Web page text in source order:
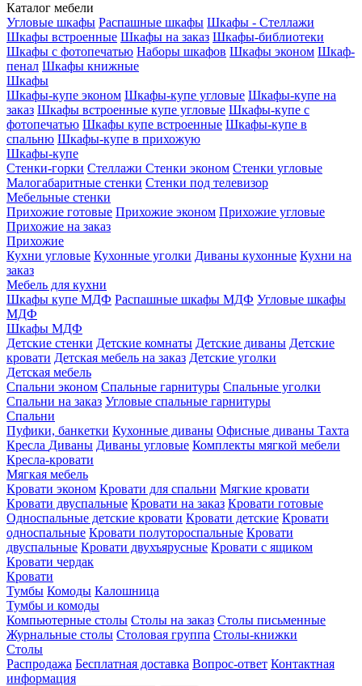
Каталог мебели
Угловые шкафы Распашные шкафы Шкафы - Стеллажи
Шкафы встроенные Шкафы на заказ Шкафы-библиотеки
Шкафы с фотопечатью Наборы шкафов Шкафы эконом Шкаф-
пенал Шкафы книжные
Шкафы
Шкафы-купе эконом Шкафы-купе угловые Шкафы-купе на
заказ Шкафы встроенные купе угловые Шкафы-купе с
фотопечатью Шкафы купе встроенные Шкафы-купе в
спальню Шкафы-купе в прихожую
Шкафы-купе
Стенки-горки Стеллажи Стенки эконом Стенки угловые
Малогабаритные стенки Стенки под телевизор
Мебельные стенки
Прихожие готовые Прихожие эконом Прихожие угловые
Прихожие на заказ
Прихожие
Кухни угловые Кухонные уголки Диваны кухонные Кухни на
заказ
Мебель для кухни
Шкафы купе МДФ Распашные шкафы МДФ Угловые шкафы
МДФ
Шкафы МДФ
Детские стенки Детские комнаты Детские диваны Детские
кровати Детская мебель на заказ Детские уголки
Детская мебель
Спальни эконом Спальные гарнитуры Спальные уголки
Спальни на заказ Угловые спальные гарнитуры
Спальни
Пуфики, банкетки Кухонные диваны Офисные диваны Тахта
Кресла Диваны Диваны угловые Комплекты мягкой мебели
Кресла-кровати
Мягкая мебель
Кровати эконом Кровати для спальни Мягкие кровати
Кровати двуспальные Кровати на заказ Кровати готовые
Односпальные детские кровати Кровати детские Кровати
односпальные Кровати полутороспальные Кровати
двуспальные Кровати двухъярусные Кровати с ящиком
Кровати чердак
Кровати
Тумбы Комоды Калошница
Тумбы и комоды
Компьютерные столы Столы на заказ Столы письменные
Журнальные столы Столовая группа Столы-книжки
Столы
Распродажа Бесплатная доставка Вопрос-ответ Контактная
информация